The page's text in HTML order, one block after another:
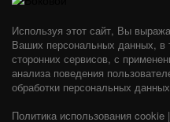
Используя этот сайт, Вы
Ваших персональных данных, в
сторонних сервисов, с
анализа поведения
обработки персональных
Политика использования cookie |